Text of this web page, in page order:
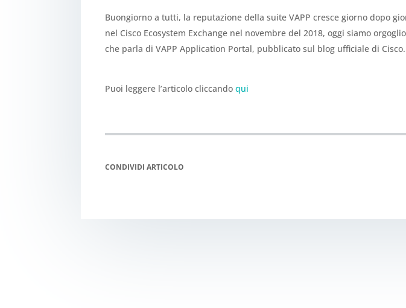
Buongiorno a tutti, la reputazione della suite VAPP cresce giorno dopo
nel Cisco Ecosystem Exchange nel novembre del 2018, oggi siamo
che parla di VAPP Application Portal, pubblicato sul blog ufficiale di
Puoi leggere l’articolo cliccandoqui
CONDIVIDI ARTICOLO